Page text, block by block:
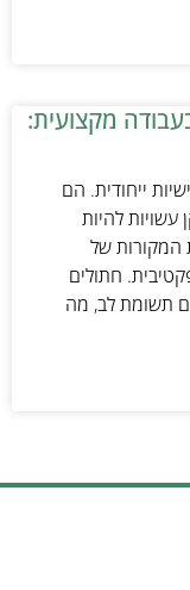
מקצועית:
ייחודית. הם
עשויות להיות
המקורות של
חתולים
תשומת לב, מה